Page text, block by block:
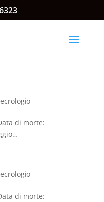
di morte:
di morte: